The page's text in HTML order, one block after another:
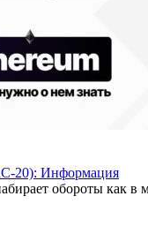
20): Информация
обороты как в